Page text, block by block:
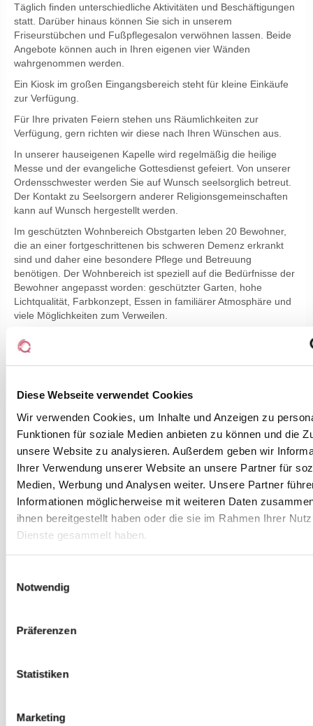
Diese Webseite verwendet Cookies
Wir verwenden Cookies, um Inhalte und Anzeigen zu
Funktionen für soziale Medien anbieten zu können und die
unsere Website zu analysieren. Außerdem geben wir
Ihrer Verwendung unserer Website an unsere Partner für
Medien, Werbung und Analysen weiter. Unsere Partner
Informationen möglicherweise mit weiteren Daten
ihnen bereitgestellt haben oder die sie im Rahmen Ihrer
Dienste gesammelt haben.
Notwendig
Präferenzen
Statistiken
Marketing
Täglich finden unterschiedliche Aktivitäten und Beschäftigungen
statt. Darüber hinaus können Sie sich in unserem
Friseurstübchen und Fußpflegesalon verwöhnen lassen. Beide
Angebote können auch in Ihren eigenen vier Wänden
wahrgenommen werden.
Ein Kiosk im großen Eingangsbereich steht für kleine Einkäufe
zur Verfügung.
Für Ihre privaten Feiern stehen uns Räumlichkeiten zur
Verfügung, gern richten wir diese nach Ihren Wünschen aus.
In unserer hauseigenen Kapelle wird regelmäßig die heilige
Messe und der evangeliche Gottesdienst gefeiert. Von unserer
Ordensschwester werden Sie auf Wunsch seelsorglich betreut.
Der Kontakt zu Seelsorgern anderer Religionsgemeinschaften
kann auf Wunsch hergestellt werden.
Im geschützten Wohnbereich Obstgarten leben 20 Bewohner,
die an einer fortgeschrittenen bis schweren Demenz erkrankt
sind und daher eine besondere Pflege und Betreuung
benötigen. Der Wohnbereich ist speziell auf die Bedürfnisse der
Bewohner angepasst worden: geschützter Garten, hohe
Lichtqualität, Farbkonzept, Essen in familiärer Atmosphäre und
viele Möglichkeiten zum Verweilen.
KONTAKT
Seniorenpflegeheim Bischof-Ketteler Haus
Fax:030-92790707
Internet:
LEISTUNGSPROFILE
Allgemeine Leistungen